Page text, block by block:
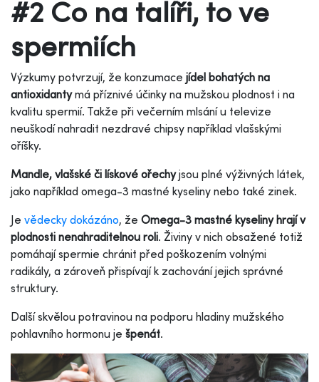
#2 Co na talíři, to ve
spermiích
Výzkumy potvrzují, že konzumace jídel bohatých na
antioxidantymá příznivé účinky na mužskou plodnost i na
kvalitu spermií. Takže při večerním mlsání u televize
neuškodí nahradit nezdravé chipsy například vlašskými
oříšky.
Mandle, vlašské či lískové ořechyjsou plné výživných látek,
jako například omega-3 mastné kyseliny nebo také zinek.
Je vědecky dokázáno, že Omega-3 mastné kyseliny hrají v
plodnosti nenahraditelnou roli. Živiny v nich obsažené totiž
pomáhají spermie chránit před poškozením volnými
radikály, a zároveň přispívají k zachování jejich správné
struktury.
Další skvělou potravinou na podporu hladiny mužského
pohlavního hormonu je špenát.